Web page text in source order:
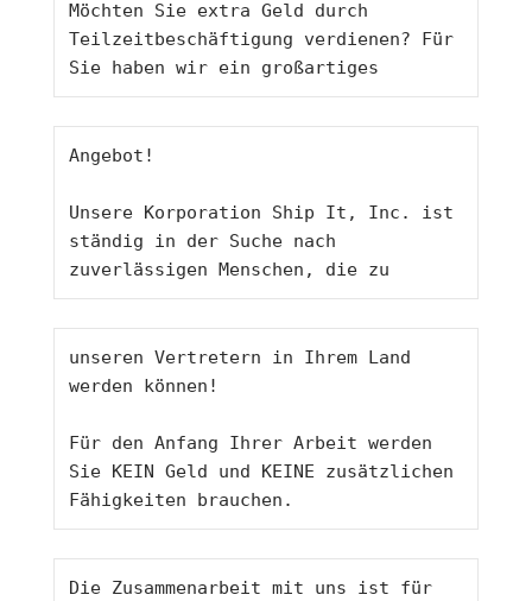
Möchten Sie extra Geld durch
Teilzeitbeschäftigung verdienen? Für
Sie haben wir ein großartiges
Angebot!
Unsere Korporation Ship It, Inc. ist
ständig in der Suche nach
zuverlässigen Menschen, die zu
unseren Vertretern in Ihrem Land
werden können!
Für den Anfang Ihrer Arbeit werden
Sie KEIN Geld und KEINE zusätzlichen
Fähigkeiten brauchen.
Die Zusammenarbeit mit uns ist für